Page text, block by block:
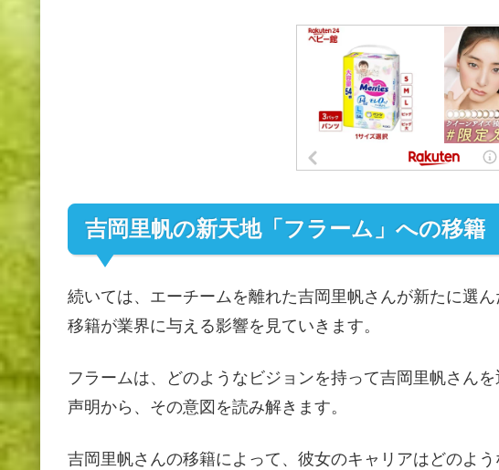
吉岡里帆の新天地「フラーム」への移籍
続いては、エーチームを離れた吉岡里帆さんが新たに選
移籍が業界に与える影響を見ていきます。
フラームは、どのようなビジョンを持って吉岡里帆さん
声明から、その意図を読み解きます。
吉岡里帆さんの移籍によって、彼女のキャリアはどのよ